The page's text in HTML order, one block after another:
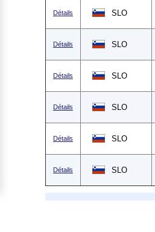
Détails SLO
Détails SLO
Détails SLO
Détails SLO
Détails SLO
Détails SLO